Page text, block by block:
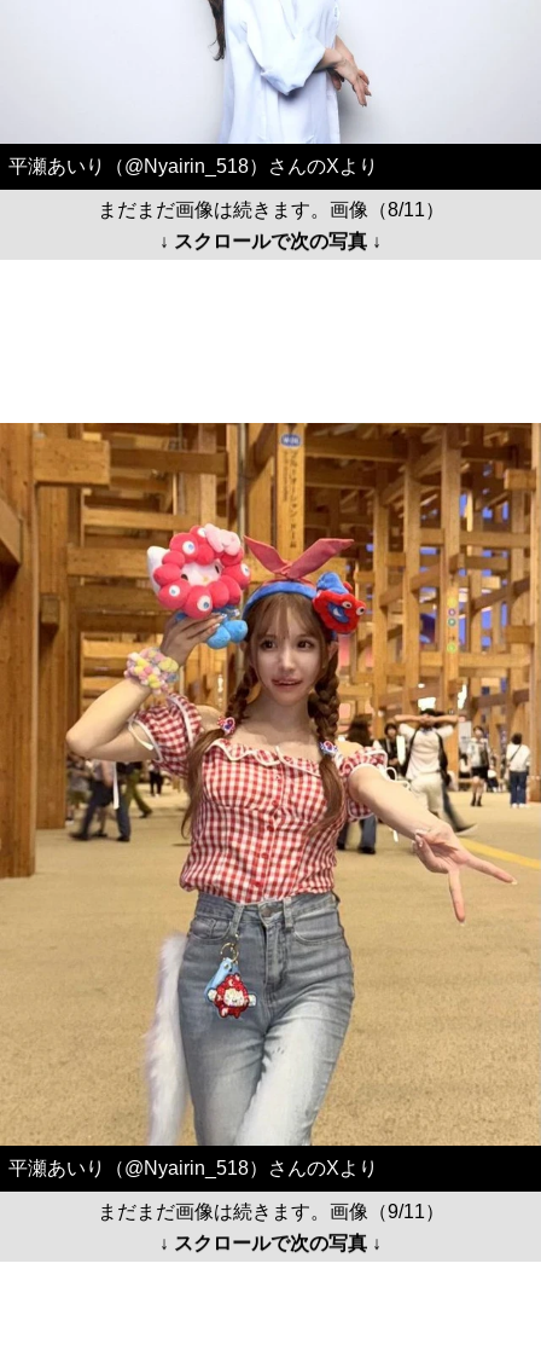
平瀬あいり（@Nyairin_518）さんのXより
まだまだ画像は続きます。画像（8/11）
↓ スクロールで次の写真 ↓
平瀬あいり（@Nyairin_518）さんのXより
まだまだ画像は続きます。画像（9/11）
↓ スクロールで次の写真 ↓